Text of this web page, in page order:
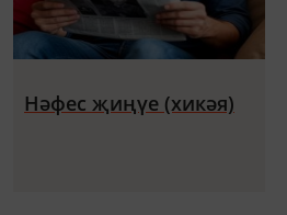
Нәфес җиңүе (хикәя)